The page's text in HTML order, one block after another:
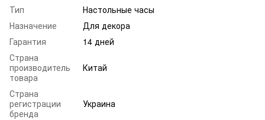
Тип
Настольные часы
Назначение
Для декора
Гарантия
14 дней
Страна
производитель
товара
Китай
Страна
регистрации
бренда
Украина